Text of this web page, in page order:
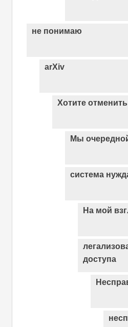
не понимаю
arXiv
Хотите
Мы
система
На мой
доступа